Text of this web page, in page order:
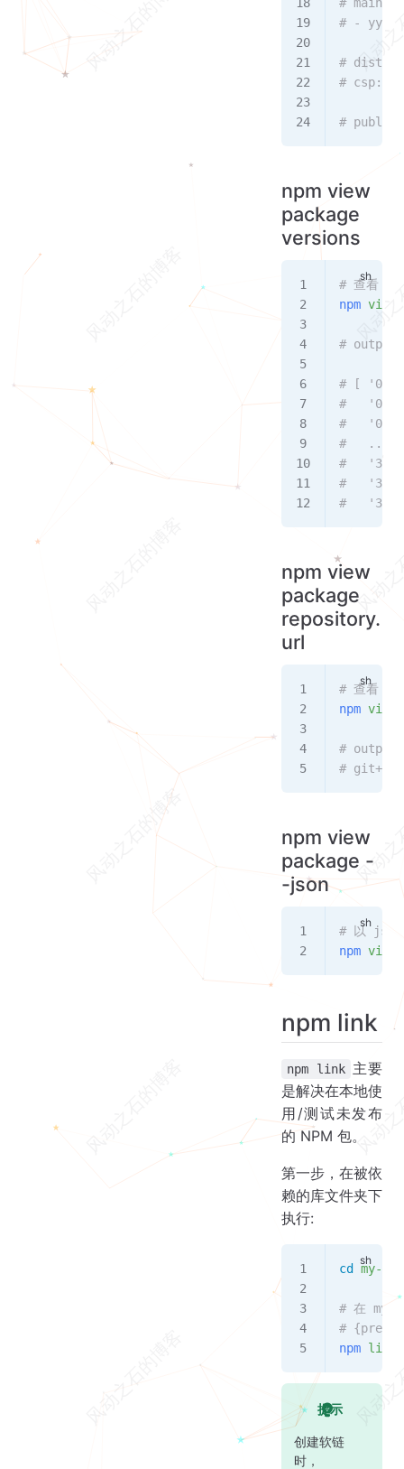
#
# -
# dist-
# csp:
#
npm view
package
versions
# 查看
npm view
# output
# [
#
#
#   ...
#
#
#
npm view
package
repository.
url
# 查看
npm view
# output:
#
npm view
package -
-json
# 以 json
npm view
npm link
npm link 主要
是解决在本地使
用/测试未发布
的 NPM 包。
第一步，在被依
赖的库文件夹下
执行:
cd my-
# 在 my-
#
npm link
提示
创建软链
时，